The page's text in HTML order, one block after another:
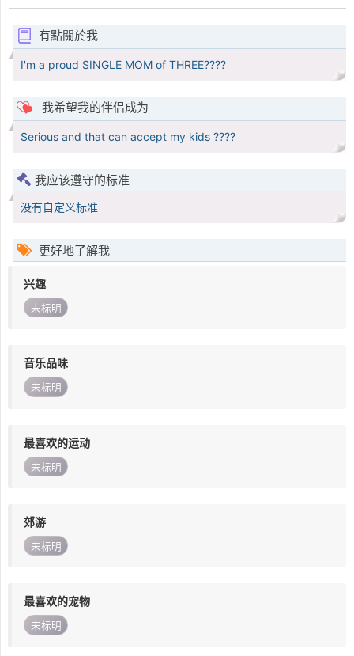
有點關於我
I'm a proud SINGLE MOM of THREE????
我希望我的伴侣成为
Serious and that can accept my kids ????
我应该遵守的标准
没有自定义标准
更好地了解我
兴趣
未标明
音乐品味
未标明
最喜欢的运动
未标明
郊游
未标明
最喜欢的宠物
未标明